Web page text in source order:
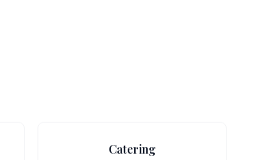
Catering